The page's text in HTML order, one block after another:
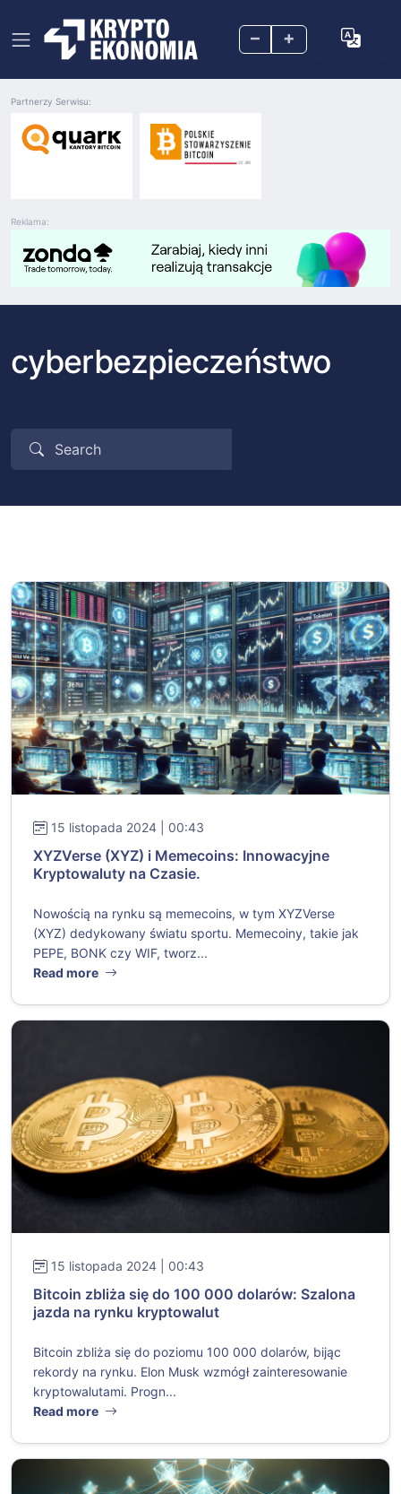
– +
Reklama:
Partnerzy Serwisu:
cyberbezpieczeństwo
15 listopada 2024 | 00:43
XYZVerse (XYZ) i Memecoins: Innowacyjne
Kryptowaluty na Czasie.
Nowością na rynku są memecoins, w tym XYZVerse
(XYZ) dedykowany światu sportu. Memecoiny, takie jak
PEPE, BONK czy WIF, tworz...
Read more
15 listopada 2024 | 00:43
Bitcoin zbliża się do 100 000 dolarów: Szalona
jazda na rynku kryptowalut
Bitcoin zbliża się do poziomu 100 000 dolarów, bijąc
rekordy na rynku. Elon Musk wzmógł zainteresowanie
kryptowalutami. Progn...
Read more